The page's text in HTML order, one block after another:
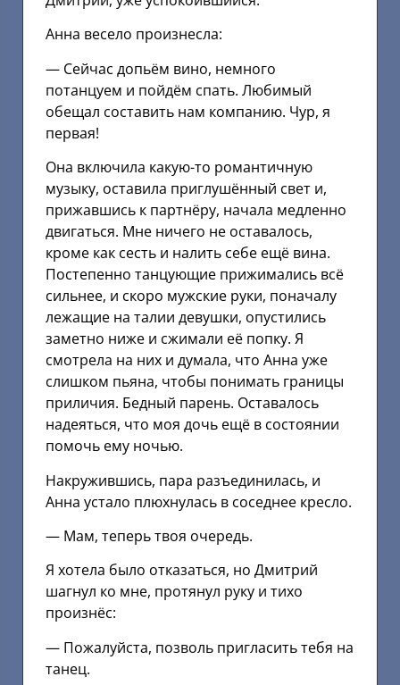
Анна весело произнесла:
— Сейчас допьём вино, немного
потанцуем и пойдём спать. Любимый
обещал составить нам компанию. Чур, я
первая!
Она включила какую-то романтичную
музыку, оставила приглушённый свет и,
прижавшись к партнёру, начала медленно
двигаться. Мне ничего не оставалось,
кроме как сесть и налить себе ещё вина.
Постепенно танцующие прижимались всё
сильнее, и скоро мужские руки, поначалу
лежащие на талии девушки, опустились
заметно ниже и сжимали её попку. Я
смотрела на них и думала, что Анна уже
слишком пьяна, чтобы понимать границы
приличия. Бедный парень. Оставалось
надеяться, что моя дочь ещё в состоянии
помочь ему ночью.
Накружившись, пара разъединилась, и
Анна устало плюхнулась в соседнее кресло.
— Мам, теперь твоя очередь.
Я хотела было отказаться, но Дмитрий
шагнул ко мне, протянул руку и тихо
произнёс:
— Пожалуйста, позволь пригласить тебя на
танец.